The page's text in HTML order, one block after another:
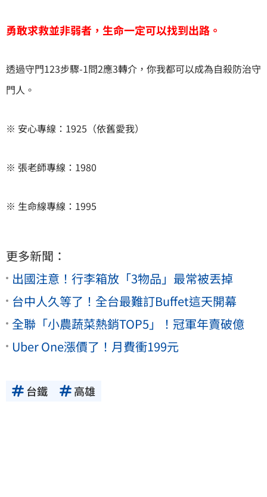
勇敢求救並非弱者，生命一定可以找到出路。
透過守門123步驟-1問2應3轉介，你我都可以成為自殺防治守
門人。
※ 安心專線：1925（依舊愛我）
※ 張老師專線：1980
※ 生命線專線：1995
更多新聞：
出國注意！行李箱放「3物品」最常被丟掉
台中人久等了！全台最難訂Buffet這天開幕
全聯「小農蔬菜熱銷TOP5」！冠軍年賣破億
Uber One漲價了！月費衝199元
台鐵 高雄